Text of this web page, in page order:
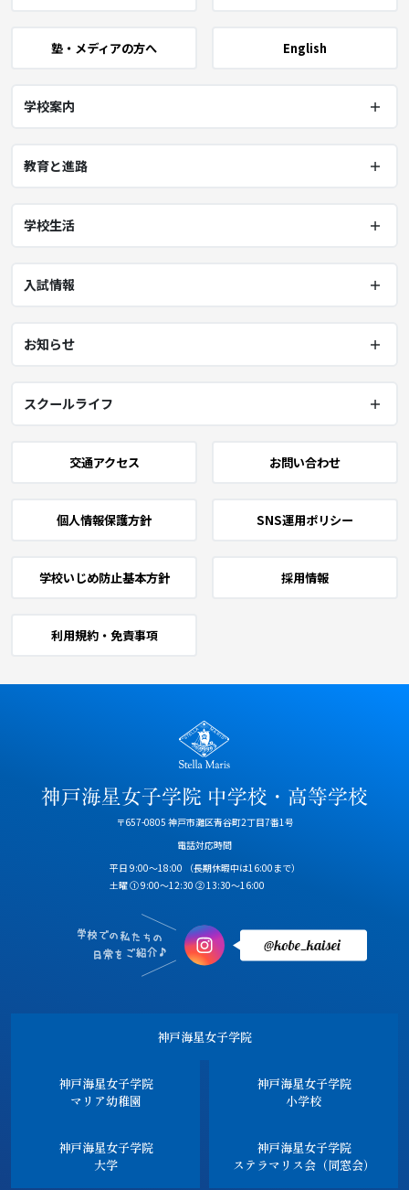
塾・メディアの方へ English
学校案内
教育と進路
学校生活
入試情報
お知らせ
スクールライフ
交通アクセス お問い合わせ
個人情報保護方針 SNS運用ポリシー
学校いじめ防止基本方針 採用情報
利用規約・免責事項
〒657-0805 神戸市灘区青谷町2丁目7番1号
電話対応時間
平日 9:00～18:00
（長期休暇中は16:00まで）
土曜 ① 9:00～12:30 ② 13:30～16:00
神戸海星女子学院
神戸海星女子学院
マリア幼稚園
神戸海星女子学院
小学校
神戸海星女子学院
大学
神戸海星女子学院
ステラマリス会（同窓会）